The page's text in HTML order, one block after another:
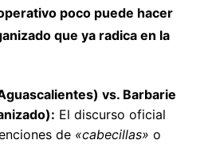
poco puede hacer
que ya radica en la
vs. Barbarie
El discurso oficial
de «cabecillas» o